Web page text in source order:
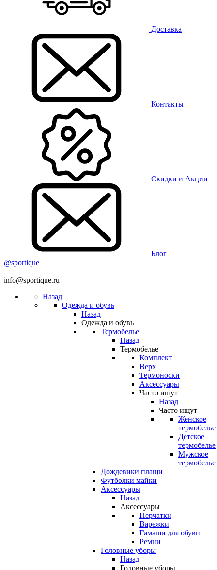
Доставка
Контакты
Скидки и Акции
Блог
@sportique
info@sportique.ru
Назад
Одежда и обувь
Назад
Одежда и обувь
Термобелье
Назад
Термобелье
Комплект
Верх
Термоноски
Аксессуары
Часто ищут
Назад
Часто ищут
Женское
термобелье
Детское
термобелье
Мужское
термобелье
Дождевики плащи
Футболки майки
Аксессуары
Назад
Аксессуары
Перчатки
Варежки
Гамаши для обуви
Ремни
Головные уборы
Назад
Головные уборы